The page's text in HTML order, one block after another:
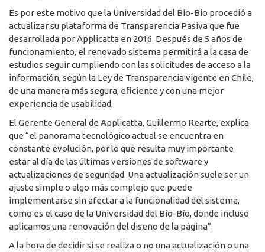
Es por este motivo que la Universidad del Bío-Bío procedió a
actualizar su plataforma de Transparencia Pasiva que fue
desarrollada por Applicatta en 2016. Después de 5 años de
funcionamiento, el renovado sistema permitirá a la casa de
estudios seguir cumpliendo con las solicitudes de acceso a la
información, según la Ley de Transparencia vigente en Chile,
de una manera más segura, eficiente y con una mejor
experiencia de usabilidad.
El Gerente General de Applicatta, Guillermo Rearte, explica
que “el panorama tecnológico actual se encuentra en
constante evolución, por lo que resulta muy importante
estar al día de las últimas versiones de software y
actualizaciones de seguridad. Una actualización suele ser un
ajuste simple o algo más complejo que puede
implementarse sin afectar a la funcionalidad del sistema,
como es el caso de la Universidad del Bío-Bío, donde incluso
aplicamos una renovación del diseño de la página”.
A la hora de decidir si se realiza o no una actualización o una